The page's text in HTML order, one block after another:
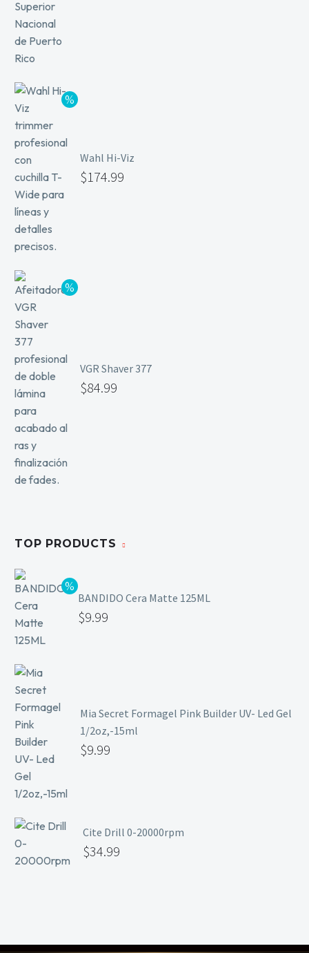
Wahl Hi-Viz
$174.99
VGR Shaver 377
$84.99
TOP PRODUCTS
BANDIDO Cera Matte 125ML
$9.99
Mia Secret Formagel Pink Builder UV- Led Gel
1/2oz,-15ml
$9.99
Cite Drill 0-20000rpm
$34.99